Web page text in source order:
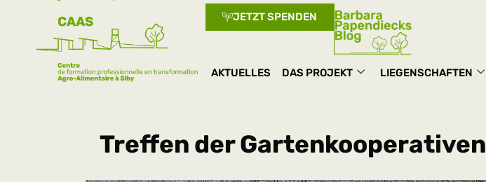
JETZT SPENDEN
AKTUELLES DAS PROJEKT LIEGENSCHAFTEN
Treffen der Gartenkooperativen